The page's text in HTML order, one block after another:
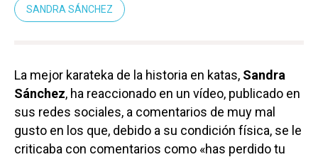
SANDRA SÁNCHEZ
La mejor karateka de la historia en katas, Sandra
Sánchez, ha reaccionado en un vídeo, publicado en
sus redes sociales, a comentarios de muy mal
gusto en los que, debido a su condición física, se le
criticaba con comentarios como «has perdido tu